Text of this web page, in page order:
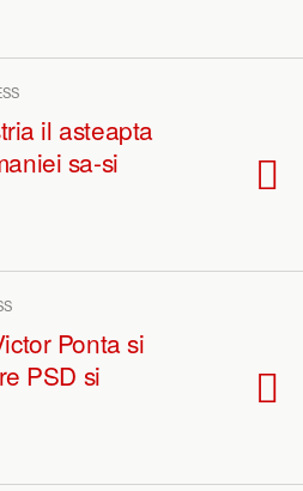
il asteapta
sa-si
Ponta si
PSD si